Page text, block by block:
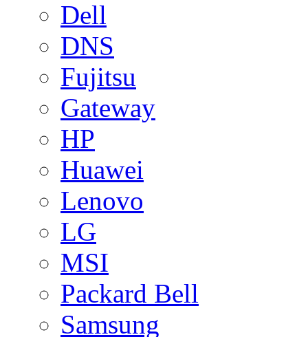
Dell
DNS
Fujitsu
Gateway
HP
Huawei
Lenovo
LG
MSI
Packard Bell
Samsung